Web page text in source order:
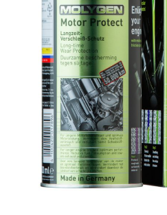
Curățare DPF
Becuri Auto
Adaptoare LED
Anulatoare eoare LED
Auxiliare Halogen
Auxiliare LED
Halogen
LED Omologat RAR